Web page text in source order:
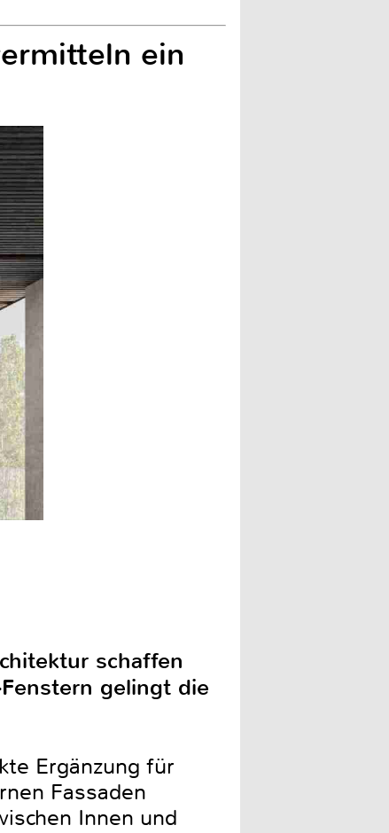
ein
schaffen
gelingt die
Ergänzung für
Fassaden
Innen und